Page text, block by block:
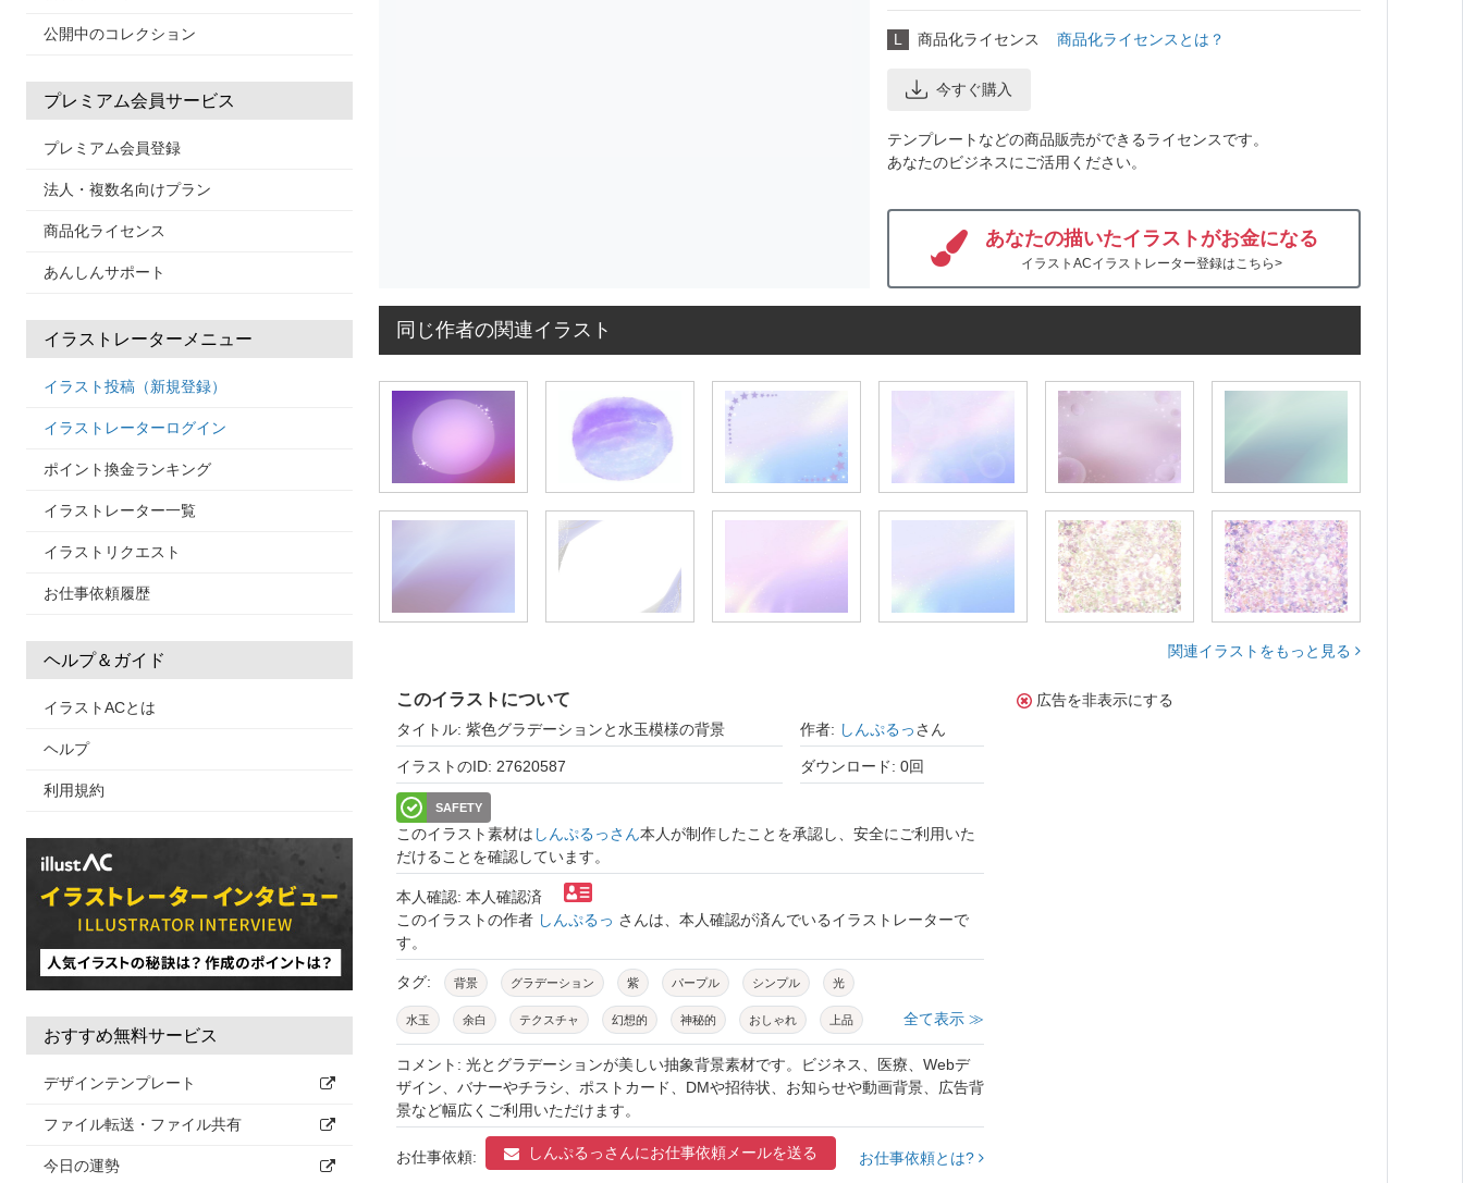
公開中のコレクション
プレミアム会員サービス
プレミアム会員登録
法人・複数名向けプラン
商品化ライセンス
あんしんサポート
イラストレーターメニュー
イラスト投稿（新規登録）
イラストレーターログイン
ポイント換金ランキング
イラストレーター一覧
イラストリクエスト
お仕事依頼履歴
ヘルプ＆ガイド
イラストACとは
ヘルプ
利用規約
おすすめ無料サービス
デザインテンプレート
ファイル転送・ファイル共有
今日の運勢
L 商品化ライセンス 商品化ライセンスとは？
今すぐ購入
テンプレートなどの商品販売ができるライセンスです。
あなたのビジネスにご活用ください。
あなたの描いたイラストがお金になる
イラストACイラストレーター登録はこちら>
同じ作者の関連イラスト
関連イラストをもっと見る
このイラストについて
タイトル: 紫色グラデーションと水玉模様の背景 作者: しんぷるっさん
イラストのID: 27620587 ダウンロード: 0回
SAFETY
このイラスト素材は しんぷるっさん本人が制作したことを承認し、安全にご利用いた
だけることを確認しています。
本人確認: 本人確認済
このイラストの作者 しんぷるっ さんは、本人確認が済んでいるイラストレーターで
す。
タグ: 背景 グラデーション 紫 パープル シンプル 光
水玉 余白 テクスチャ 幻想的 神秘的 おしゃれ 上品
美容 高級感 広告 バナー 背景素材
全て表示 ≫
コメント: 光とグラデーションが美しい抽象背景素材です。ビジネス、医療、Webデ
ザイン、バナーやチラシ、ポストカード、DMや招待状、お知らせや動画背景、広告背
景など幅広くご利用いただけます。
お仕事依頼: しんぷるっさんにお仕事依頼メールを送る お仕事依頼とは?
広告を非表示にする